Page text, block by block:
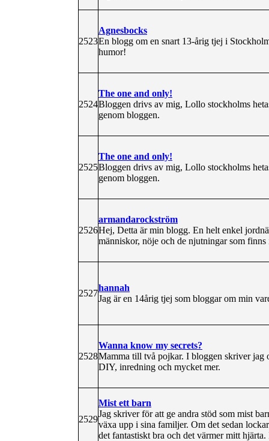
2523
Agnesbocks
En blogg om en snart 13-årig tjej i
humor!
2524
The one and only!
Bloggen drivs av mig, Lollo stockholms
genom bloggen.
2525
The one and only!
Bloggen drivs av mig, Lollo stockholms
genom bloggen.
2526
armandarockström
Hej, Detta är min blogg. En helt enkel
människor, nöje och de njutningar som
2527
hannah
Jag är en 14årig tjej som bloggar om min
2528
Wanna know my secrets?
Mamma till två pojkar. I bloggen skriver jag
DIY, inredning och mycket mer.
2529
Mist ett barn
Jag skriver för att ge andra stöd som mist
växa upp i sina familjer. Om det sedan
det fantastiskt bra och det värmer mitt